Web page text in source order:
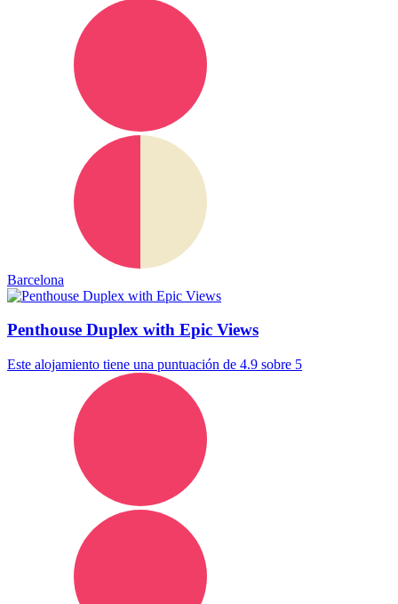
Barcelona
Penthouse Duplex with Epic Views
Este alojamiento tiene una puntuación de 4.9 sobre 5